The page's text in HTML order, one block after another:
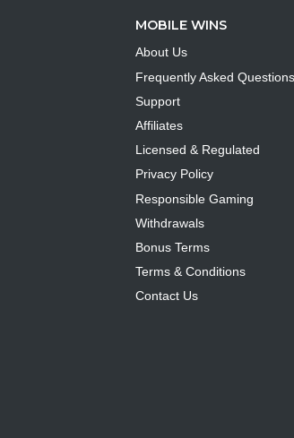
MOBILE WINS
About Us
Frequently Asked Questions
Support
Affiliates
Licensed & Regulated
Privacy Policy
Responsible Gaming
Withdrawals
Bonus Terms
Terms & Conditions
Contact Us